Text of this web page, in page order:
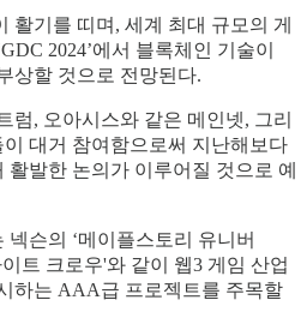
활기를 띠며, 세계 최대 규모의 게
2024’에서 블록체인 기술이
상할 것으로 전망된다.
럼, 오아시스와 같은 메인넷, 그리
대거 참여함으로써 지난해보다
활발한 논의가 이루어질 것으로 예
넥슨의 ‘메이플스토리 유니버
트 크로우'와 같이 웹3 게임 산업
하는 AAA급 프로젝트를 주목할